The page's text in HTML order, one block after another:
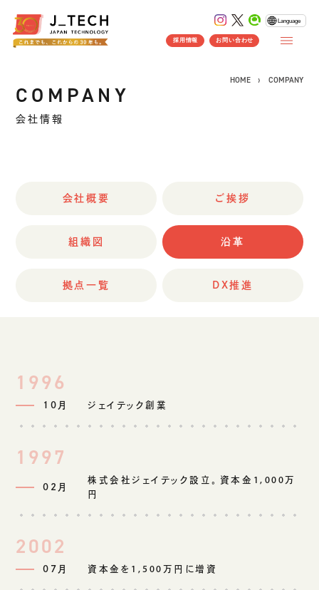
SERVICE
J's Works ERP
クラウドソリューション
CASES
公開事例
サステナビリティ
セキュリティポリシー
認証／資格
労働情報の公開
Language
採用情報 お問い合わせ
HOME COMPANY
COMPANY
会社情報
会社概要 ご挨拶
組織図 沿革
拠点一覧 DX推進
1996
10月 ジェイテック創業
1997
02月
株式会社ジェイテック設立。資本金1,000万
円
2002
07月 資本金を1,500万円に増資